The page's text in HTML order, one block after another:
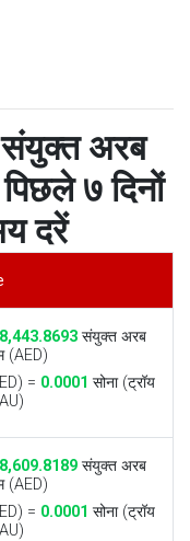
अरब
७ दिनों
दरें
8,443.8693 संयुक्त अरब
(AED)
= 0.0001 सोना (ट्रॉय
8,609.8189 संयुक्त अरब
(AED)
= 0.0001 सोना (ट्रॉय